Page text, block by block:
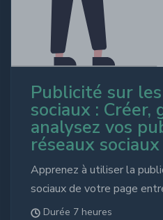
Publicité sur
sociaux : Créer,
analysez vos
réseaux sociaux
Apprenez à utiliser la
sociaux de votre page
Durée 7 heures